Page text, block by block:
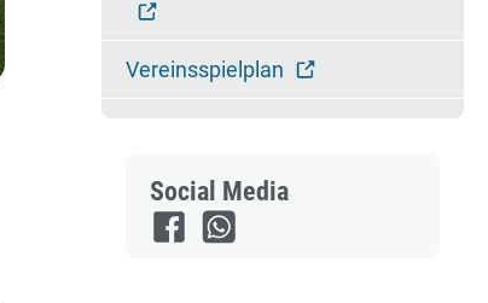
Vereinsspielplan
Social Media